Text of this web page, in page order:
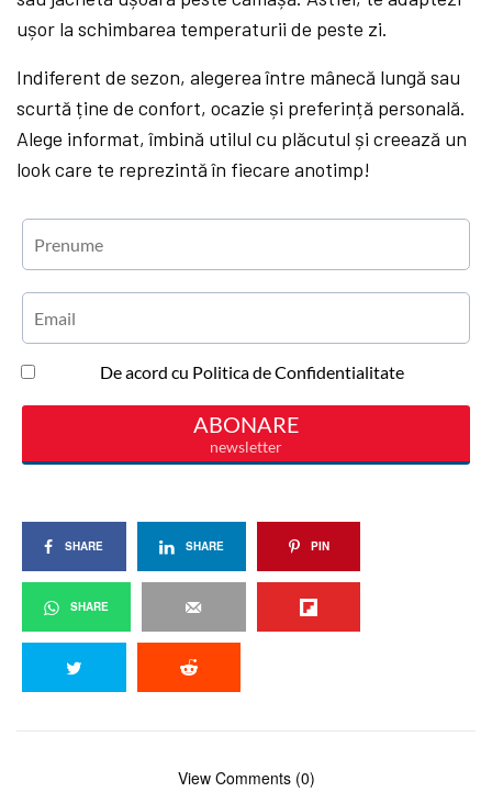
ușor la schimbarea temperaturii de peste zi.
Indiferent de sezon, alegerea între mânecă lungă sau
scurtă ține de confort, ocazie și preferință personală.
Alege informat, îmbină utilul cu plăcutul și creează un
look care te reprezintă în fiecare anotimp!
SHARE SHARE PIN
SHARE
View Comments (0)